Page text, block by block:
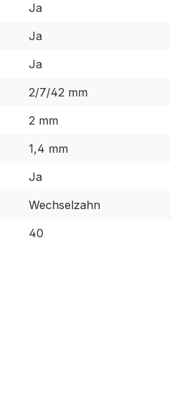
Ja
Ja
Ja
2/7/42 mm
2 mm
1,4 mm
Ja
Wechselzahn
40